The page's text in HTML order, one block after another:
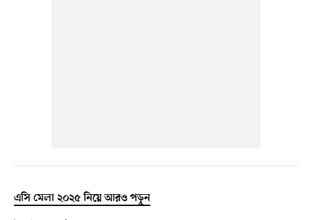
এসি মেলা ২০২৫ নিয়ে আরও পড়ুন